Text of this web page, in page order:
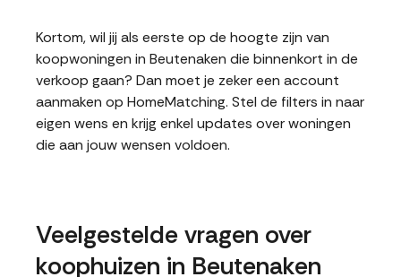
Kortom, wil jij als eerste op de hoogte zijn van
koopwoningen in Beutenaken die binnenkort in de
verkoop gaan? Dan moet je zeker een account
aanmaken op HomeMatching. Stel de filters in naar
eigen wens en krijg enkel updates over woningen
die aan jouw wensen voldoen.
Veelgestelde vragen over
koophuizen in Beutenaken